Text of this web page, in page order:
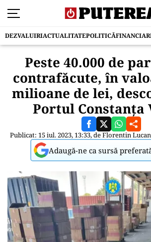
DEZVALUIRIACTUALITATEPOLITICĂFINANCIAR
Peste 40.000 de
contrafăcute, în
milioane de lei,
Portul Constanța
Publicat: 15 iul. 2023, 13:33, deFlorentin
Adaugă-ne ca sursă